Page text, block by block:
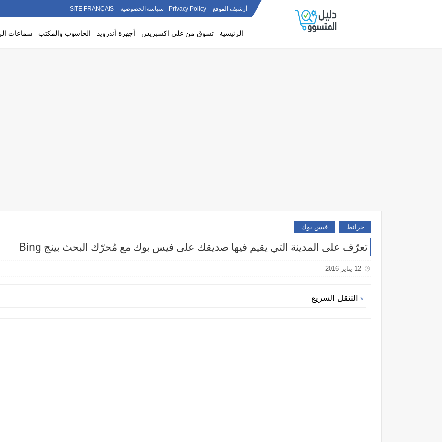
أرشيف الموقع Privacy Policy - سياسة الخصوصية SITE FRANÇAIS
الرئيسية تسوق من على اكسبريس أجهزة أندرويد الحاسوب والمكتب سماعات
خرائط فيس بوك
تعرّف على المدينة التي يقيم فيها صديقك على فيس بوك مع مُحرّك البحث بينج Bing
12 يناير 2016
التنقل السريع